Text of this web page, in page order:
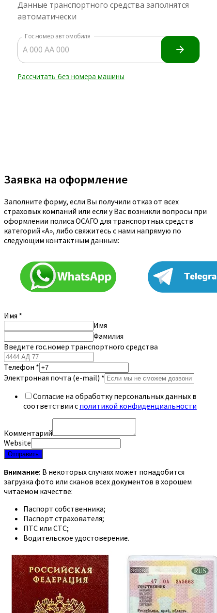
Заявка на оформление
Заполните форму, если Вы получили отказ от всех
страховых компаний или если у Вас возникли вопросы при
оформлении полиса ОСАГО для транспортных средств
категорий «A», либо свяжитесь с нами напрямую по
следующим контактным данным:
Имя *
Имя
Фамилия
Введите гос.номер транспортного средства
Телефон *
Электронная почта (e-mail) *
Согласие на обработку персональных данных в
соответствии с политикой конфиденциальности
Комментарий
Website
Отправить
Внимание: В некоторых случаях может понадобится
загрузка фото или сканов всех документов в хорошем
читаемом качестве:
Паспорт собственника;
Паспорт страхователя;
ПТС или СТС;
Водительское удостоверение.